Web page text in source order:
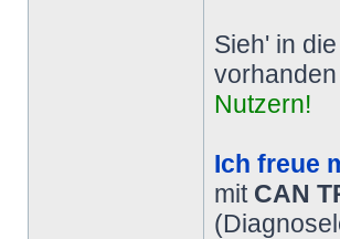
Sieh' in die
Nutzern!
Ich freue
mit CAN